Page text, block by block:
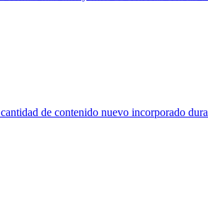
de contenido nuevo incorporado